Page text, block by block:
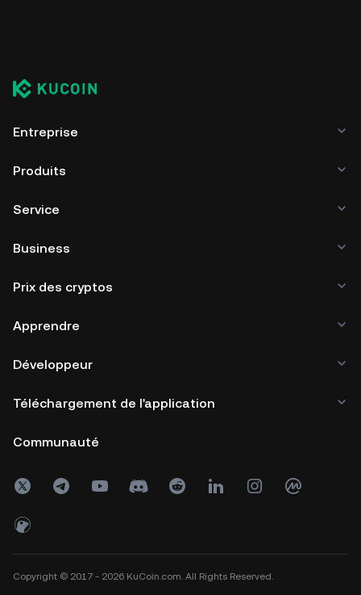
Entreprise
Produits
Service
Business
Prix des cryptos
Apprendre
Développeur
Téléchargement de l'application
Communauté
Copyright © 2017 - 2026 KuCoin.com. All Rights Reserved.